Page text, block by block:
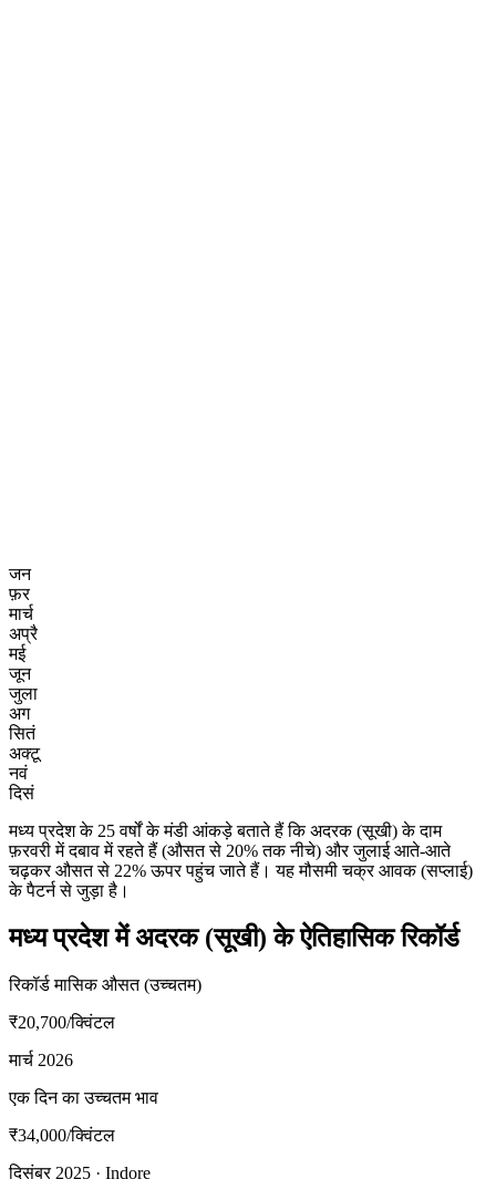
जन
फ़र
मार्च
अप्रै
मई
जून
जुला
अग
सितं
अक्टू
नवं
दिसं
मध्य प्रदेश के 25 वर्षों के मंडी आंकड़े बताते हैं कि अदरक (सूखी) के दाम
फ़रवरी में दबाव में रहते हैं (औसत से 20% तक नीचे) और जुलाई आते-आते
चढ़कर औसत से 22% ऊपर पहुंच जाते हैं। यह मौसमी चक्र आवक (सप्लाई)
के पैटर्न से जुड़ा है।
मध्य प्रदेश में अदरक (सूखी) के ऐतिहासिक रिकॉर्ड
रिकॉर्ड मासिक औसत (उच्चतम)
₹20,700/क्विंटल
मार्च 2026
एक दिन का उच्चतम भाव
₹34,000/क्विंटल
दिसंबर 2025 · Indore